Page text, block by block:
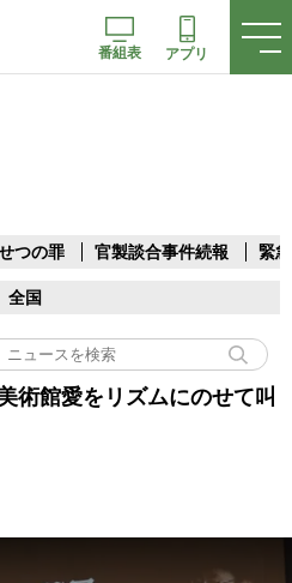
番組表 アプリ
つの罪 官製談合事件続報 緊
全国
館愛をリズムにのせて叫